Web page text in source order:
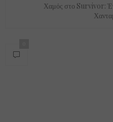
Χαμός στο Survivor: